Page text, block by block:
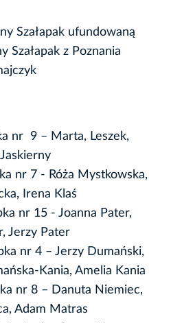
Szałapak ufundowaną
Szałapak z Poznania
nr 9 – Marta, Leszek,
nr 7 - Róża Mystkowska,
Irena Klaś
nr 15 - Joanna Pater,
Jerzy Pater
nr 4 – Jerzy Dumański,
Kania, Amelia Kania
nr 8 – Danuta Niemiec,
Adam Matras